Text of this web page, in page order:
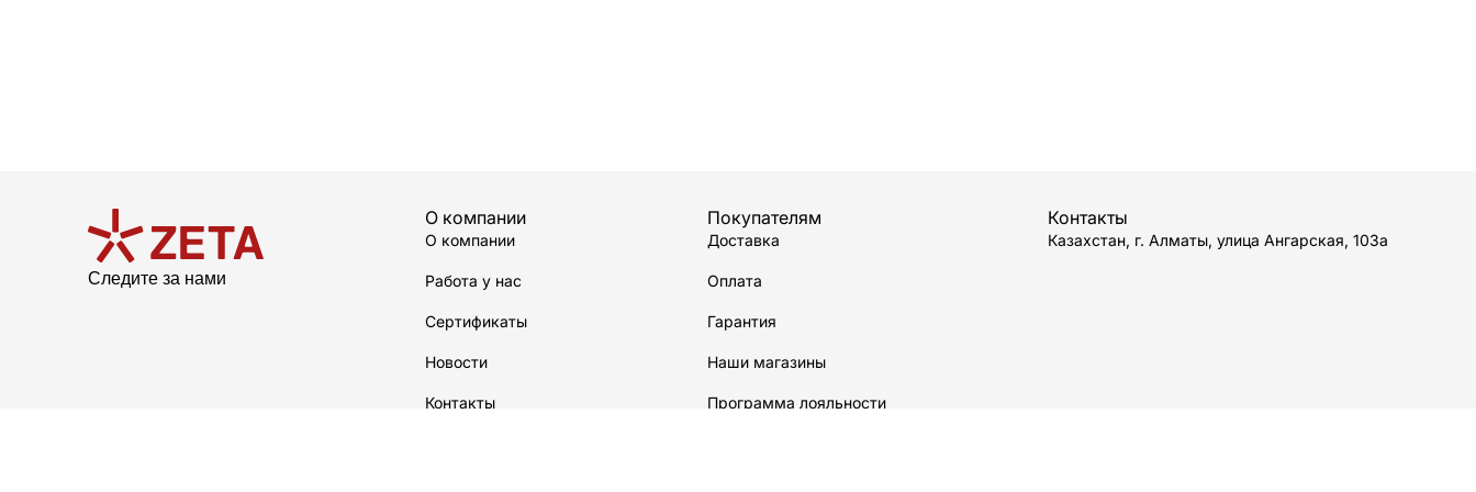
Следите за нами
О компании
О компании
Работа у нас
Сертификаты
Новости
Контакты
Покупателям
Доставка
Оплата
Гарантия
Наши магазины
Программа лояльности
Контакты
Казахстан, г. Алматы, улица Ангарская, 103а